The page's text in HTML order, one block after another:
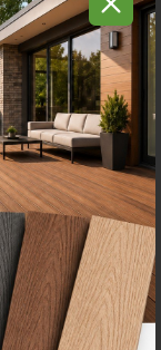
Акция
в
доски